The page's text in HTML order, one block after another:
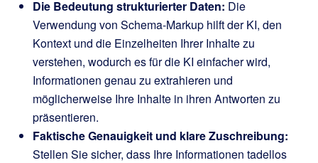
Die Bedeutung strukturierter Daten: Die
Verwendung von Schema-Markup hilft der KI, den
Kontext und die Einzelheiten Ihrer Inhalte zu
verstehen, wodurch es für die KI einfacher wird,
Informationen genau zu extrahieren und
möglicherweise Ihre Inhalte in ihren Antworten zu
präsentieren.
Faktische Genauigkeit und klare Zuschreibung:
Stellen Sie sicher, dass Ihre Informationen tadellos